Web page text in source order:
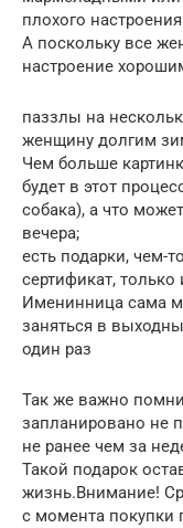
плохого
А поскольку все
настроение
паззлы на
женщину долгим
Чем больше
будет в этот
собака), а что
вечера;
есть подарки, чем-
сертификат,
Именинница сама
заняться в
один раз
Так же важно
запланировано не
не ранее чем за
Такой подарок
жизнь.Внимание!
с момента покупки